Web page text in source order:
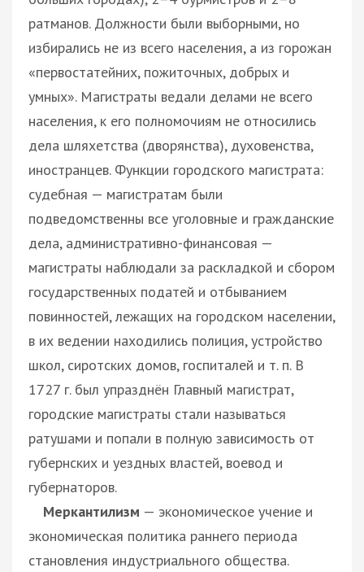
ратманов. Должности были выборными, но
избирались не из всего населения, а из горожан
«первостатейних, пожиточных, добрых и
умных». Магистраты ведали делами не всего
населения, к его полномочиям не относились
дела шляхетства (дворянства), духовенства,
иностранцев. Функции городского магистрата:
судебная — магистратам были
подведомственны все уголовные и гражданские
дела, административно-финансовая —
магистраты наблюдали за раскладкой и сбором
государственных податей и отбыванием
повинностей, лежащих на городском населении,
в их ведении находились полиция, устройство
школ, сиротских домов, госпиталей и т. п. В
1727 г. был упразднён Главный магистрат,
городские магистраты стали называться
ратушами и попали в полную зависимость от
губернских и уездных властей, воевод и
губернаторов.
Меркантилизм — экономическое учение и
экономическая политика раннего периода
становления индустриального общества.